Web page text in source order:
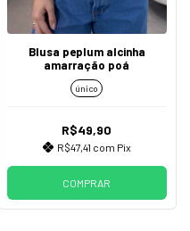
Blusa peplum alcinha
amarração poá
único
R$49,90
R$47,41 com Pix
COMPRAR